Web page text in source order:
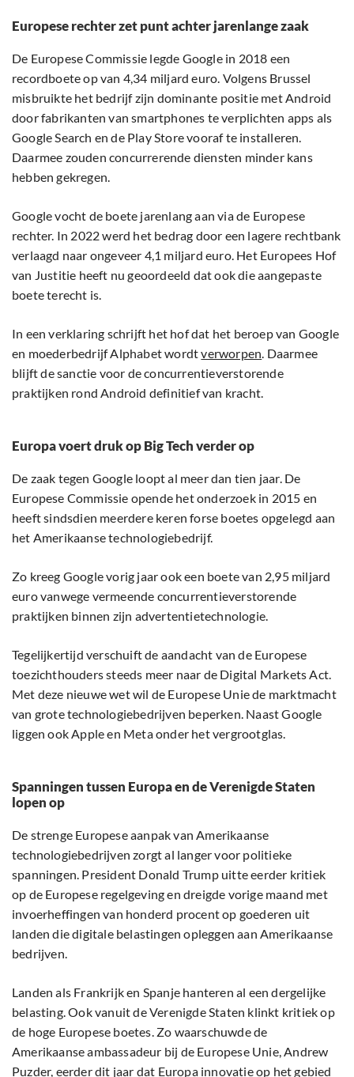
Europese rechter zet punt achter jarenlange zaak
De Europese Commissie legde Google in 2018 een
recordboete op van 4,34 miljard euro. Volgens Brussel
misbruikte het bedrijf zijn dominante positie met Android
door fabrikanten van smartphones te verplichten apps als
Google Search en de Play Store vooraf te installeren.
Daarmee zouden concurrerende diensten minder kans
hebben gekregen.
Google vocht de boete jarenlang aan via de Europese
rechter. In 2022 werd het bedrag door een lagere rechtbank
verlaagd naar ongeveer 4,1 miljard euro. Het Europees Hof
van Justitie heeft nu geoordeeld dat ook die aangepaste
boete terecht is.
In een verklaring schrijft het hof dat het beroep van Google
en moederbedrijf Alphabet wordtverworpen. Daarmee
blijft de sanctie voor de concurrentieverstorende
praktijken rond Android definitief van kracht.
Europa voert druk op Big Tech verder op
De zaak tegen Google loopt al meer dan tien jaar. De
Europese Commissie opende het onderzoek in 2015 en
heeft sindsdien meerdere keren forse boetes opgelegd aan
het Amerikaanse technologiebedrijf.
Zo kreeg Google vorig jaar ook een boete van 2,95 miljard
euro vanwege vermeende concurrentieverstorende
praktijken binnen zijn advertentietechnologie.
Tegelijkertijd verschuift de aandacht van de Europese
toezichthouders steeds meer naar de Digital Markets Act.
Met deze nieuwe wet wil de Europese Unie de marktmacht
van grote technologiebedrijven beperken. Naast Google
liggen ook Apple en Meta onder het vergrootglas.
Spanningen tussen Europa en de Verenigde Staten
lopen op
De strenge Europese aanpak van Amerikaanse
technologiebedrijven zorgt al langer voor politieke
spanningen. President Donald Trump uitte eerder kritiek
op de Europese regelgeving en dreigde vorige maand met
invoerheffingen van honderd procent op goederen uit
landen die digitale belastingen opleggen aan Amerikaanse
bedrijven.
Landen als Frankrijk en Spanje hanteren al een dergelijke
belasting. Ook vanuit de Verenigde Staten klinkt kritiek op
de hoge Europese boetes. Zo waarschuwde de
Amerikaanse ambassadeur bij de Europese Unie, Andrew
Puzder, eerder dit jaar dat Europa innovatie op het gebied